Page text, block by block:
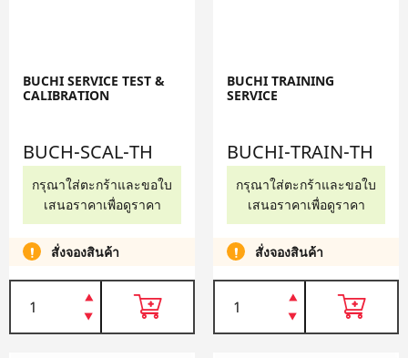
BUCHI SERVICE TEST &
CALIBRATION
BUCH-SCAL-TH
กรุณาใส่ตะกร้าและขอใบ
เสนอราคาเพื่อดูราคา
สั่งจองสินค้า
BUCHI TRAINING
SERVICE
BUCHI-TRAIN-TH
กรุณาใส่ตะกร้าและขอใบ
เสนอราคาเพื่อดูราคา
สั่งจองสินค้า